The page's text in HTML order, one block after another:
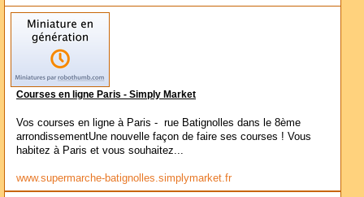
Courses en ligne Paris - Simply Market
Vos courses en ligne à Paris - rue Batignolles dans le 8ème
arrondissementUne nouvelle façon de faire ses courses ! Vous
habitez à Paris et vous souhaitez...
www.supermarche-batignolles.simplymarket.fr